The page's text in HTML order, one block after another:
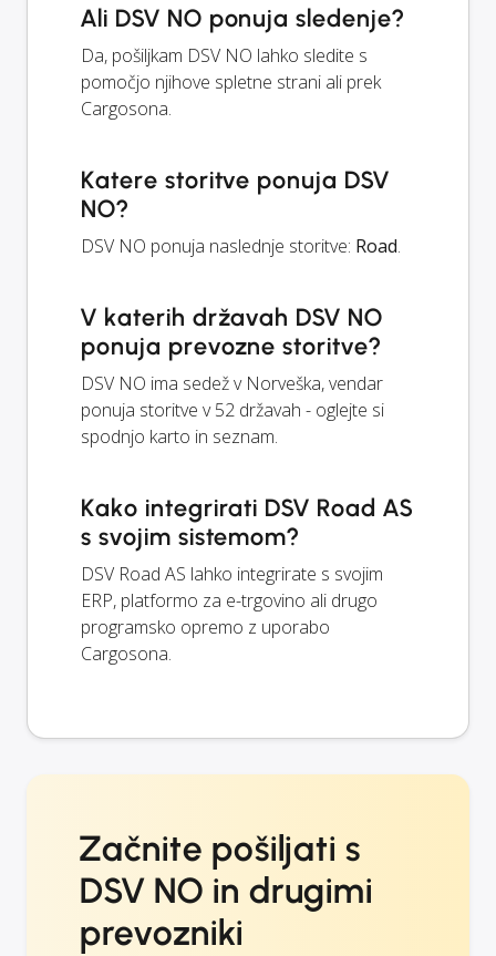
Ali DSV NO ponuja sledenje?
Da, pošiljkam DSV NO lahko sledite s
pomočjo njihove spletne strani ali prek
Cargosona.
Katere storitve ponuja DSV
NO?
DSV NO ponuja naslednje storitve: Road.
V katerih državah DSV NO
ponuja prevozne storitve?
DSV NO ima sedež v Norveška, vendar
ponuja storitve v 52 državah - oglejte si
spodnjo karto in seznam.
Kako integrirati DSV Road AS
s svojim sistemom?
DSV Road AS lahko integrirate s svojim
ERP, platformo za e-trgovino ali drugo
programsko opremo z uporabo
Cargosona.
Začnite pošiljati s
DSV NO in drugimi
prevozniki